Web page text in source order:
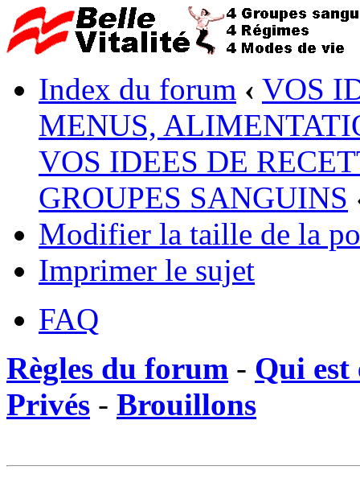
Index du forum ‹ VOS
MENUS,
VOS IDEES DE
GROUPES SANGUINS
Modifier la taille de la
Imprimer le sujet
FAQ
Règles du forum - Qui est
Privés - Brouillons